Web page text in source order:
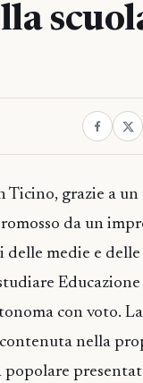
Ticino, grazie a
da un
delle medie e
Educazione
con voto.
nella
popolare